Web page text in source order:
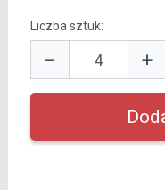
Liczba sztuk:
− +